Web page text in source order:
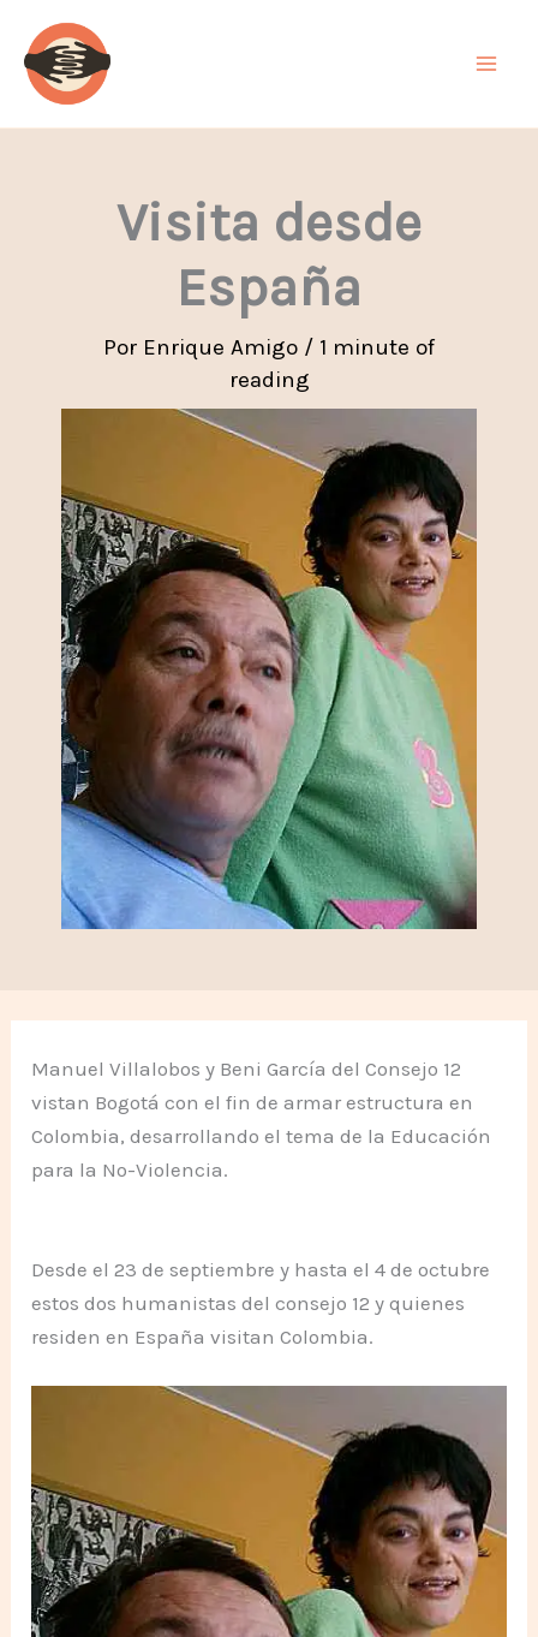
contenido
Visita desde
España
Por Enrique Amigo / 1 minute of
reading
Manuel Villalobos y Beni García del Consejo 12
vistan Bogotá con el fin de armar estructura en
Colombia, desarrollando el tema de la Educación
para la No-Violencia.
Desde el 23 de septiembre y hasta el 4 de octubre
estos dos humanistas del consejo 12 y quienes
residen en España visitan Colombia.